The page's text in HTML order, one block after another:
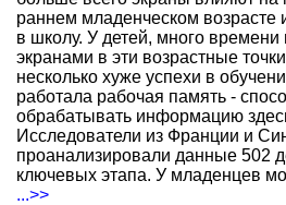
раннем младенческом возрасте
в школу. У детей, много
экранами в эти возрастные
несколько хуже успехи в
работала рабочая память -
обрабатывать информацию
Исследователи из Франции и
проанализировали данные 502
ключевых этапа. У младенцев
...>>